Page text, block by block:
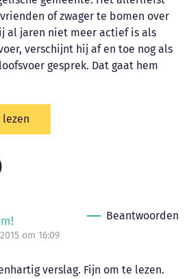
of zwager te bomen over
al jaren niet meer actief is als
verschijnt hij af en toe nog als
gesprek. Dat gaat hem
lezen
om 16:09
Beantwoorden
verslag. Fijn om te lezen.